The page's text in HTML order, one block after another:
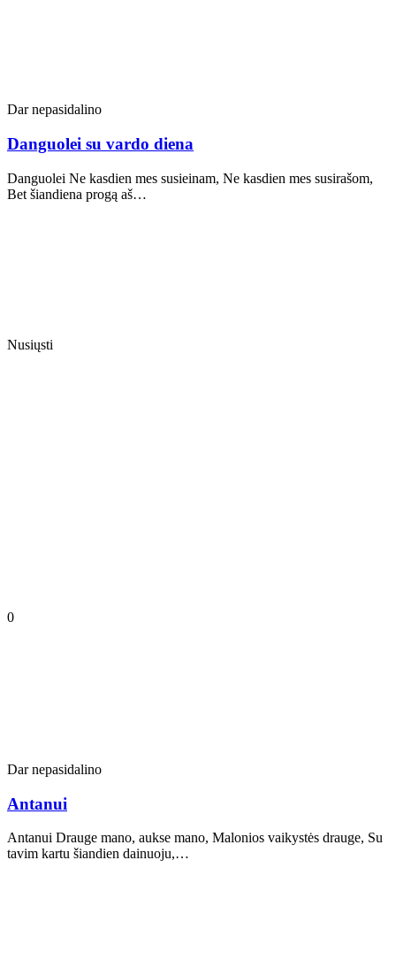
Dar nepasidalino
Danguolei su vardo diena
Danguolei Ne kasdien mes susieinam, Ne kasdien mes susirašom,
Bet šiandiena progą aš…
Nusiųsti
0
Dar nepasidalino
Antanui
Antanui Drauge mano, aukse mano, Malonios vaikystės drauge, Su
tavim kartu šiandien dainuoju,…